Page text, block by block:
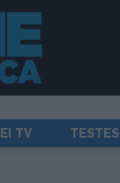
EI TV TESTES